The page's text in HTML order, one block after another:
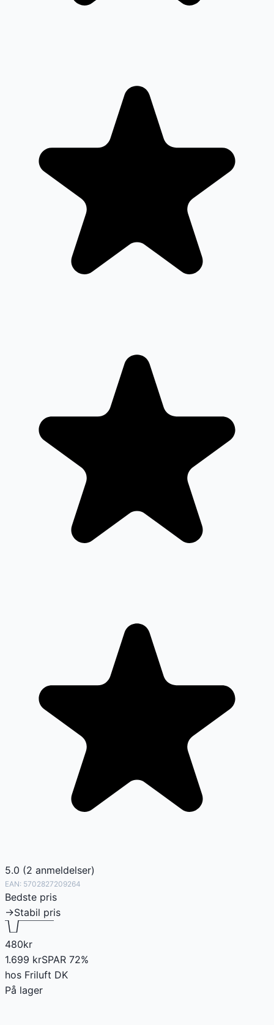
5.0 (2 anmeldelser)
EAN: 5702827209264
Bedste pris
→Stabil pris
480kr
1.699 krSPAR 72%
hos Friluft DK
På lager